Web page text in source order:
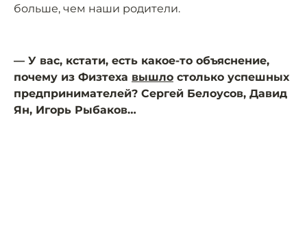
больше, чем наши родители.
— У вас, кстати, есть какое-то объяснение,
почему из Физтеха вышло столько успешных
предпринимателей? Сергей Белоусов, Давид
Ян, Игорь Рыбаков…